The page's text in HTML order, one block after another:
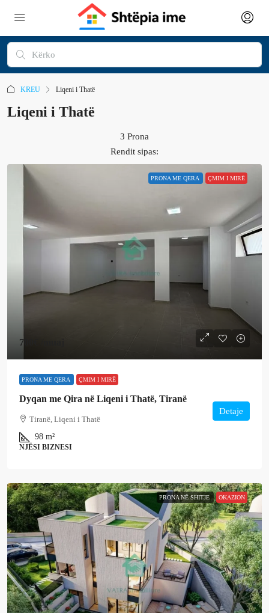
KREU Liqeni i Thatë
Liqeni i Thatë
3 Prona
Rendit sipas:
PRONA ME QERA ÇMIM I MIRË
700€
PRONA ME QERA ÇMIM I MIRË
Dyqan me Qira në Liqeni i Thatë, Tiranë
Tiranë, Liqeni i Thatë
98 m²
NJËSI BIZNESI
Detaje
PRONA NË SHITJE OKAZION